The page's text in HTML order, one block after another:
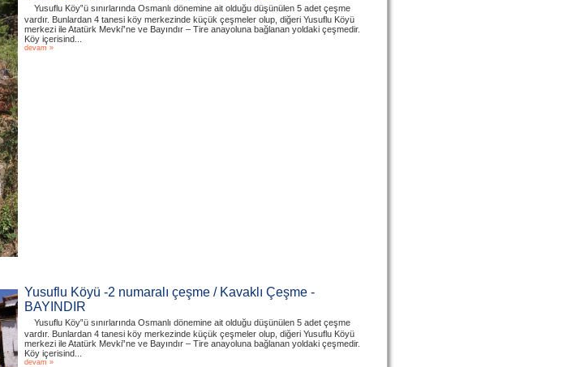
Yusuflu Köy‟ü sınırlarında Osmanlı dönemine ait olduğu düşünülen 5 adet çeşme
vardır. Bunlardan 4 tanesi köy merkezinde küçük çeşmeler olup, diğeri Yusuflu Köyü
merkezi ile Atatürk Mevki‟ne ve Bayındır – Tire anayoluna bağlanan yoldaki çeşmedir.
Köy içerisind...
devam »
Yusuflu Köyü -2 numaralı çeşme / Kavaklı Çeşme -
BAYINDIR
Yusuflu Köy‟ü sınırlarında Osmanlı dönemine ait olduğu düşünülen 5 adet çeşme
vardır. Bunlardan 4 tanesi köy merkezinde küçük çeşmeler olup, diğeri Yusuflu Köyü
merkezi ile Atatürk Mevki‟ne ve Bayındır – Tire anayoluna bağlanan yoldaki çeşmedir.
Köy içerisind...
devam »